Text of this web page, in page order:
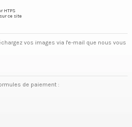
HTPS
ce site
vos images via l'e-mail que nous vous
de paiement :